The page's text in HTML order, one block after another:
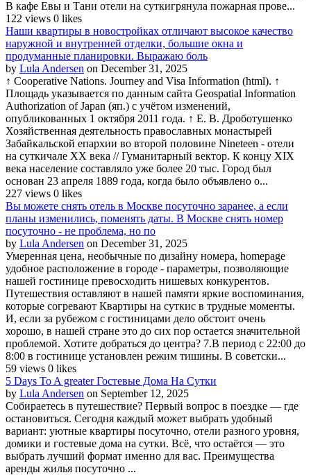
В кафе Евы и Тани отели на суткигрянула пожарная прове...
122 views 0 likes
Наши квартиры в новостройках отличают высокое качество
наружной и внутренней отделки, большие окна и
продуманные планировки. Выражаю боль
by Lula Andersen on December 31, 2025
↑ Cooperative Nations. Journey and Visa Information (html). ↑
Площадь указывается по данным сайта Geospatial Information
Authorization of Japan (яп.) с учётом изменений,
опубликованных 1 октября 2011 года. ↑ Е. В. Дроботушенко
Хозяйственная деятельность православных монастырей
Забайкальской епархии во второй половине Nineteen - отели
на суткичале XX века // Гуманитарный вектор. К концу XIX
века население составляло уже более 20 тыс. Город был
основан 23 апреля 1889 года, когда было объявлено о...
227 views 0 likes
Вы можете снять отель в Москве посуточно заранее, а если
планы изменились, поменять даты. В Москве снять номер
посуточно - не проблема, но по
by Lula Andersen on December 31, 2025
Умеренная цена, необычные по дизайну номера, homepage
удобное расположение в городе - параметры, позволяющие
нашей гостинице превосходить нишевых конкурентов.
Путешествия оставляют в нашей памяти яркие воспоминания,
которые согревают Квартиры на суткис в трудные моменты.
И, если за рубежом с гостиницами дело обстоит очень
хорошо, в нашей стране это до сих пор остается значительной
проблемой. Хотите добраться до центра? 7.В период с 22:00 до
8:00 в гостинице установлен режим тишины. В советски...
59 views 0 likes
5 Days To A greater Гостевые Дома На Сутки
by Lula Andersen on September 12, 2025
Собираетесь в путешествие? Первый вопрос в поездке — где
остановиться. Сегодня каждый может выбрать удобный
вариант: уютные квартиры посуточно, отели разного уровня,
домики и гостевые дома на сутки. Всё, что остаётся — это
выбрать лучший формат именно для вас. Преимущества
аренды жилья посуточно ...